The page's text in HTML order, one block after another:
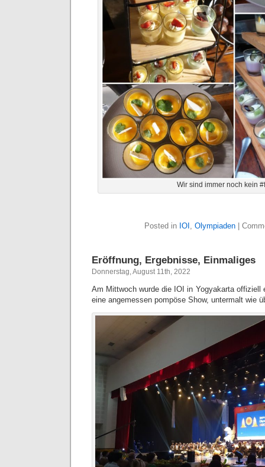
Wir sind immer noch kein
Posted in IOI , Olympiaden
Eröffnung, Ergebnisse, Einmaliges
Donnerstag, August 11th, 2022
Am Mittwoch wurde die IOI in Yogyakarta offiziell
eine angemessen pompöse Show, untermalt wie